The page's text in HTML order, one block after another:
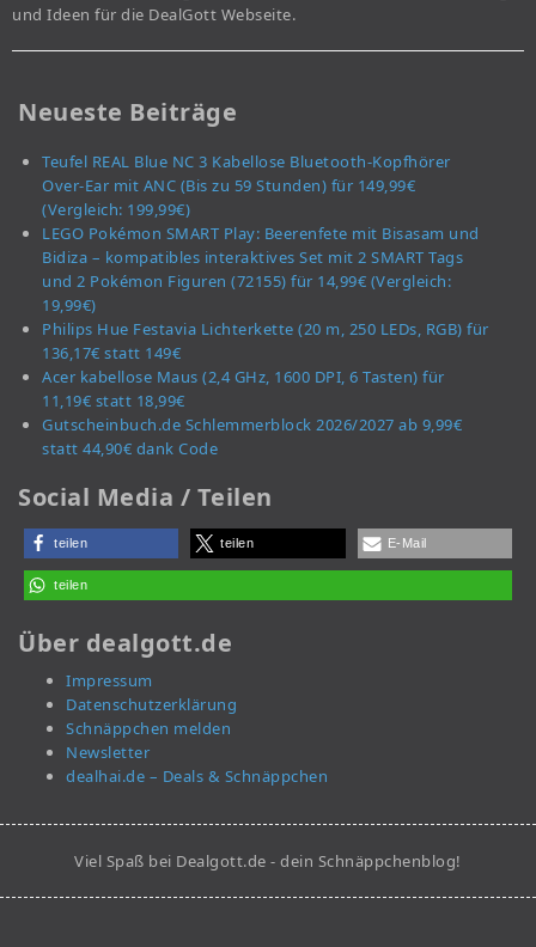
und Ideen für die DealGott Webseite.
Neueste Beiträge
Teufel REAL Blue NC 3 Kabellose Bluetooth-Kopfhörer
Over-Ear mit ANC (Bis zu 59 Stunden) für 149,99€
(Vergleich: 199,99€)
LEGO Pokémon SMART Play: Beerenfete mit Bisasam und
Bidiza – kompatibles interaktives Set mit 2 SMART Tags
und 2 Pokémon Figuren (72155) für 14,99€ (Vergleich:
19,99€)
Philips Hue Festavia Lichterkette (20 m, 250 LEDs, RGB) für
136,17€ statt 149€
Acer kabellose Maus (2,4 GHz, 1600 DPI, 6 Tasten) für
11,19€ statt 18,99€
Gutscheinbuch.de Schlemmerblock 2026/2027 ab 9,99€
statt 44,90€ dank Code
Social Media / Teilen
teilen teilen E-Mail
teilen
Über dealgott.de
Impressum
Datenschutzerklärung
Schnäppchen melden
Newsletter
dealhai.de – Deals & Schnäppchen
Viel Spaß bei Dealgott.de - dein Schnäppchenblog!